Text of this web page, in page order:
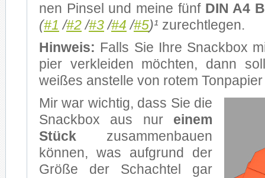
nen Pin­sel und mei­ne fünf DIN A4
(#1 /#2 /#3 /#4 /#5)¹ zu­recht­le­gen.
Hin­weis: Falls Sie Ihre Snack­box
pier ver­klei­den möch­ten, dann
wei­ßes an­stel­le von ro­tem
Mir war wich­tig, dass Sie die
Snack­box aus nur ei­nem
Stück zu­sam­men­bau­en
kön­nen, was auf­grund der
Grö­ße der Schach­tel gar